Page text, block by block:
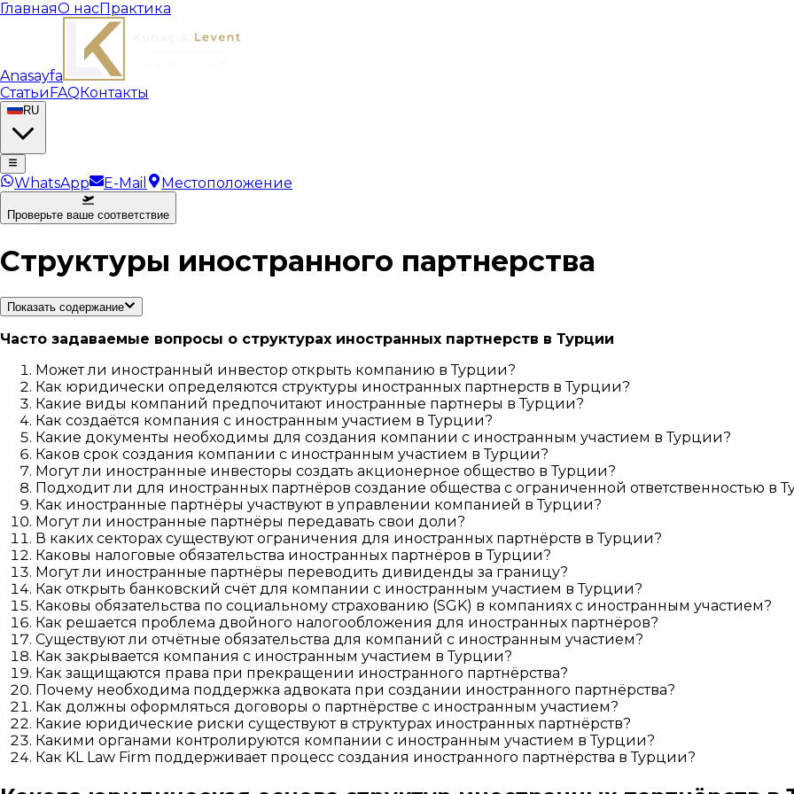
ГлавнаяО насПрактика
Anasayfa
СтатьиFAQКонтакты
RU
WhatsApp E-Mail Местоположение
Проверьте ваше соответствие
Структуры иностранного партнерства
Показать содержание
Часто задаваемые вопросы о структурах иностранных партнерств в Турции
Может ли иностранный инвестор открыть компанию в Турции?
Как юридически определяются структуры иностранных партнерств в Турции?
Какие виды компаний предпочитают иностранные партнеры в Турции?
Как создаётся компания с иностранным участием в Турции?
Какие документы необходимы для создания компании с иностранным участием в Турции?
Каков срок создания компании с иностранным участием в Турции?
Могут ли иностранные инвесторы создать акционерное общество в Турции?
Подходит ли для иностранных партнёров создание общества с ограниченной ответственностью в
Как иностранные партнёры участвуют в управлении компанией в Турции?
Могут ли иностранные партнёры передавать свои доли?
В каких секторах существуют ограничения для иностранных партнёрств в Турции?
Каковы налоговые обязательства иностранных партнёров в Турции?
Могут ли иностранные партнёры переводить дивиденды за границу?
Как открыть банковский счёт для компании с иностранным участием в Турции?
Каковы обязательства по социальному страхованию (SGK) в компаниях с иностранным участием?
Как решается проблема двойного налогообложения для иностранных партнёров?
Существуют ли отчётные обязательства для компаний с иностранным участием?
Как закрывается компания с иностранным участием в Турции?
Как защищаются права при прекращении иностранного партнёрства?
Почему необходима поддержка адвоката при создании иностранного партнёрства?
Как должны оформляться договоры о партнёрстве с иностранным участием?
Какие юридические риски существуют в структурах иностранных партнёрств?
Какими органами контролируются компании с иностранным участием в Турции?
Как KL Law Firm поддерживает процесс создания иностранного партнёрства в Турции?